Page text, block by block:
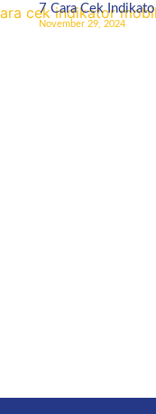
7 Cara Cek
November 29, 2024